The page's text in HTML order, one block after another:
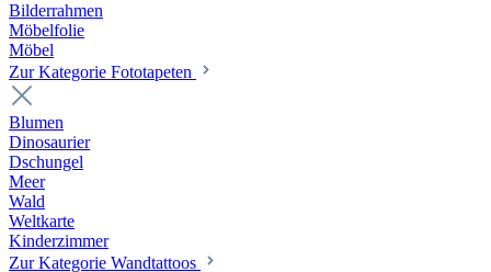
Bilderrahmen
Möbelfolie
Möbel
Zur Kategorie Fototapeten
Blumen
Dinosaurier
Dschungel
Meer
Wald
Weltkarte
Kinderzimmer
Zur Kategorie Wandtattoos